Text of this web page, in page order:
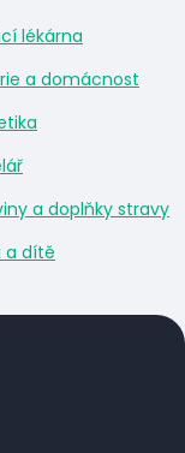
lékárna
a domácnost
a doplňky stravy
a dítě